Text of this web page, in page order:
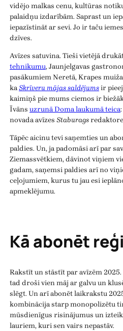
vidējo malkas cenu, kultūras
palaidņu izdarībām. Saprast un
iepazīstināt ar sevi. Jo ir taču
dzīves.
Avīzes satuvina. Tieši vietējā
tehnikumu, Jaunjelgavas
pasākumiem Neretā, Krapes
kaSkrīveru mājas saldējumsir
kaimiņš pie mums ciemos ir
Īvāns uzrunā Doma laukumā teica
novada avīzes Staburags
Tāpēc aicinu tevi saņemties un
paldies. Un, ja padomāsi arī par
Ziemassvētkiem, dāvinot viņiem
gadam, saņemsi paldies arī no
ceļojumiem, kurus tu jau esi
apmeklējumu.
Kā abonēt
Rakstīt un stāstīt par avīzēm
tad droši vien māj ar galvu un
slēgt. Un arī abonēt laikrakstu
kombinācija starp monopolizētu
mūsdienīgus risinājumus un
lauriem, kuri sen vairs nepastāv.